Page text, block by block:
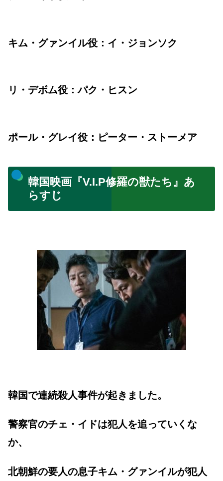
キム・グァンイル役：イ・ジョンソク
リ・デボム役：パク・ヒスン
ポール・グレイ役：ピーター・ストーメア
韓国映画『V.I.P修羅の獣たち』あ
らすじ
韓国で連続殺人事件が起きました。
警察官のチェ・イドは犯人を追っていくな
か、
北朝鮮の要人の息子キム・グァンイルが犯人